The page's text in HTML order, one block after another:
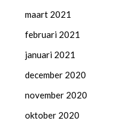
maart 2021
februari 2021
januari 2021
december 2020
november 2020
oktober 2020